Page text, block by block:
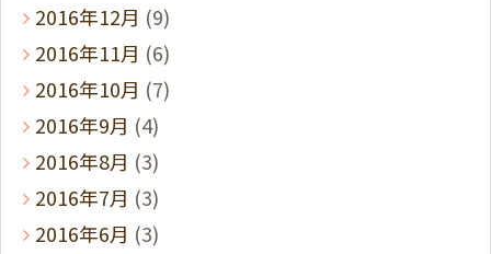
2016年12月 (9)
2016年11月 (6)
2016年10月 (7)
2016年9月 (4)
2016年8月 (3)
2016年7月 (3)
2016年6月 (3)